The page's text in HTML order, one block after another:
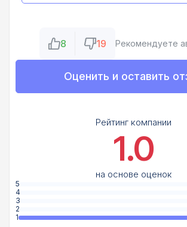
8 19 Рекомендуете
Оценить и оставить
Рейтинг компании
1.0
на основе оценок
5
4
3
2
1